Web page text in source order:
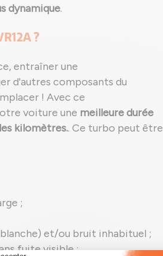
dynamique.
?
entraîner une
d'autres composants du
! Avec ce
voiture une meilleure durée
kilomètres.. Ce turbo peut être
;
et/ou bruit inhabituel ;
fuite visible ;